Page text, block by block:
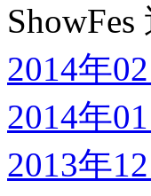
2014年02
2014年01
2013年12